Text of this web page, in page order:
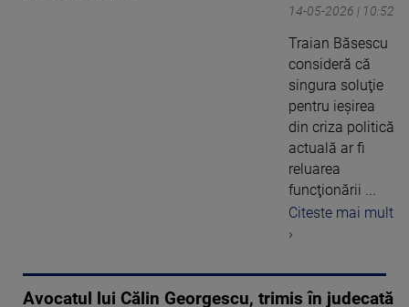
14-05-2026 | 10:52
Traian Băsescu
consideră că
singura soluţie
pentru ieşirea
din criza politică
actuală ar fi
reluarea
funcţionării ...
Citeste mai mult
›
Avocatul lui Călin Georgescu, trimis în judecată